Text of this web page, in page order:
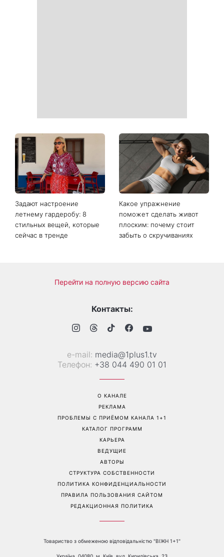
Задают настроение
летнему гардеробу: 8
стильных вещей, которые
сейчас в тренде
Какое упражнение
поможет сделать живот
плоским: почему стоит
забыть о скручиваниях
Перейти на полную версию сайта
Контакты:
е-mail: media@1plus1.tv
Телефон: +38 044 490 01 01
О КАНАЛЕ
РЕКЛАМА
ПРОБЛЕМЫ С ПРИЁМОМ КАНАЛА 1+1
КАТАЛОГ ПРОГРАММ
КАРЬЕРА
ВЕДУЩИЕ
АВТОРЫ
СТРУКТУРА СОБСТВЕННОСТИ
ПОЛИТИКА КОНФИДЕНЦИАЛЬНОСТИ
ПРАВИЛА ПОЛЬЗОВАНИЯ САЙТОМ
РЕДАКЦИОННАЯ ПОЛИТИКА
Товариство з обмеженою відповідальністю "ВІЖН 1+1"